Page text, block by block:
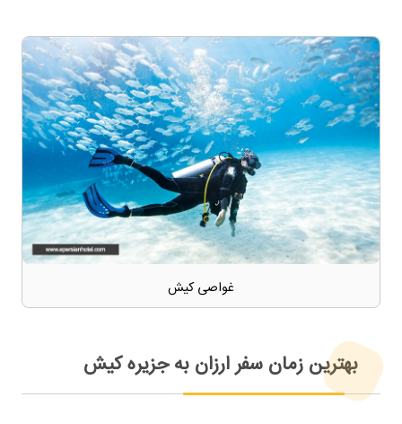
غواصی کیش
بهترین زمان سفر ارزان به جزیره کیش